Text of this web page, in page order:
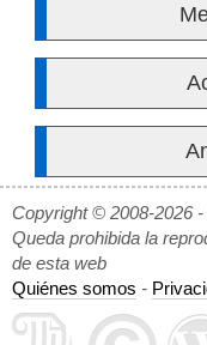
Copyright © 2008-2026
Queda prohibida la
de esta web
Quiénes somos -